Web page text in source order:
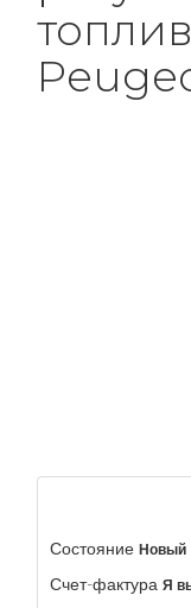
Состояние Новый
Счет-фактура Я